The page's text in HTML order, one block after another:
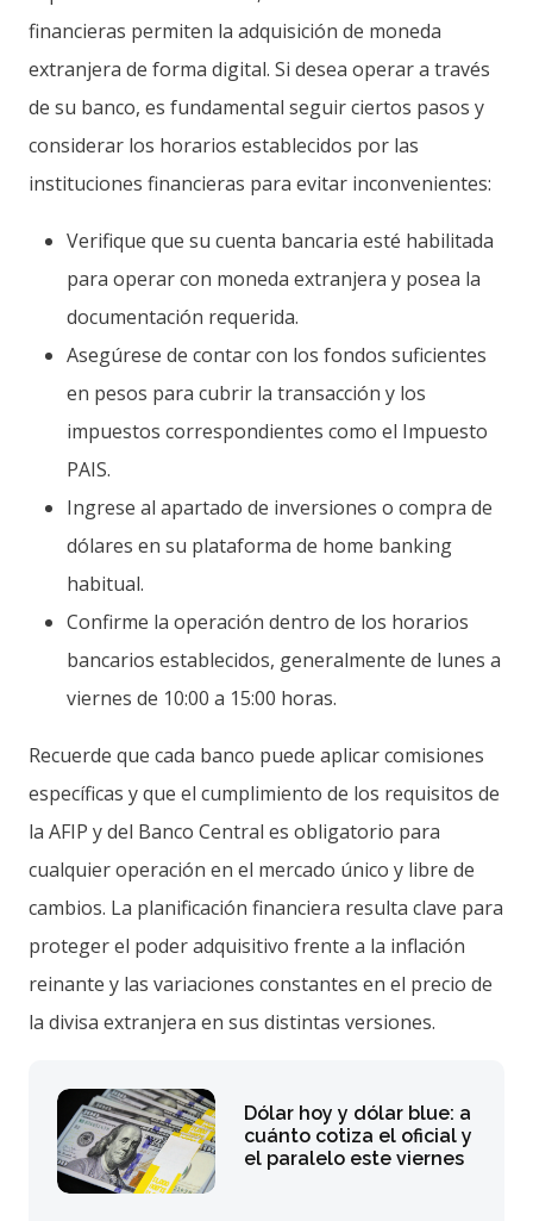
financieras permiten la adquisición de moneda
extranjera de forma digital. Si desea operar a través
de su banco, es fundamental seguir ciertos pasos y
considerar los horarios establecidos por las
instituciones financieras para evitar inconvenientes:
Verifique que su cuenta bancaria esté habilitada
para operar con moneda extranjera y posea la
documentación requerida.
Asegúrese de contar con los fondos suficientes
en pesos para cubrir la transacción y los
impuestos correspondientes como el Impuesto
PAIS.
Ingrese al apartado de inversiones o compra de
dólares en su plataforma de home banking
habitual.
Confirme la operación dentro de los horarios
bancarios establecidos, generalmente de lunes a
viernes de 10:00 a 15:00 horas.
Recuerde que cada banco puede aplicar comisiones
específicas y que el cumplimiento de los requisitos de
la AFIP y del Banco Central es obligatorio para
cualquier operación en el mercado único y libre de
cambios. La planificación financiera resulta clave para
proteger el poder adquisitivo frente a la inflación
reinante y las variaciones constantes en el precio de
la divisa extranjera en sus distintas versiones.
Dólar hoy y dólar blue: a
cuánto cotiza el oficial y
el paralelo este viernes